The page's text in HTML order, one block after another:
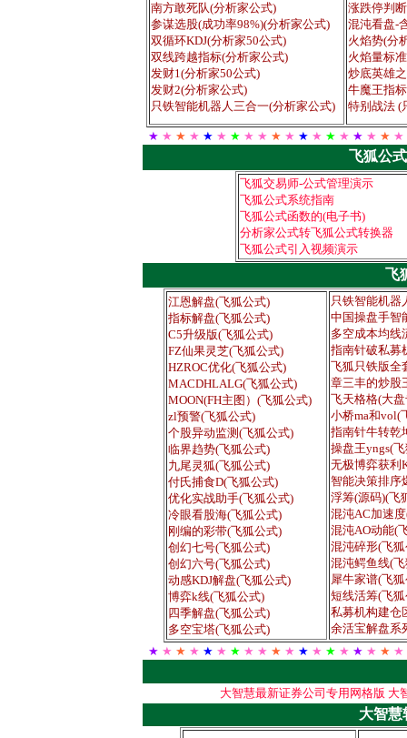
南方敢死队(分析家公式)
参谋选股(成功率98%)(分析家公式)
双循环KDJ(分析家50公式)
双线跨越指标(分析家公式)
发财1(分析家50公式)
发财2(分析家公式)
只铁智能机器人三合一(分析家公式)
涨跌停判
混沌看盘-
火焰势(分
火焰量标
炒底英雄
牛魔王指
特别战法 (
★ ★ ★ ★ ★ ★ ★ ★ ★ ★ ★ ★ ★ ★ ★ ★ ★ ★ ★
飞狐公
飞狐交易师-公式管理演示
飞狐公式系统指南
飞狐公式函数的(电子书)
分析家公式转飞狐公式转换器
飞狐公式引入视频演示
飞
江恩解盘(飞狐公式)
指标解盘(飞狐公式)
C5升级版(飞狐公式)
FZ仙果灵芝(飞狐公式)
HZROC优化(飞狐公式)
MACDHLALG(飞狐公式)
MOON(FH主图）(飞狐公式)
zl预警(飞狐公式)
个股异动监测(飞狐公式)
临界趋势(飞狐公式)
九尾灵狐(飞狐公式)
付氏捕食D(飞狐公式)
优化实战助手(飞狐公式)
冷眼看股海(飞狐公式)
刚编的彩带(飞狐公式)
创幻七号(飞狐公式)
创幻六号(飞狐公式)
动感KDJ解盘(飞狐公式)
博弈k线(飞狐公式)
四季解盘(飞狐公式)
多空宝塔(飞狐公式)
只铁智能机器
中国操盘手智
多空成本均线
指南针破私募
飞狐只铁版全
章三丰的炒股
飞天格格(大
小桥ma和vol(
指南针牛转乾
操盘王yngs(
无极博弈获利
智能决策排序
浮筹(源码)(飞
混沌AC加速
混沌AO动能(
混沌碎形(飞
混沌鳄鱼线(
犀牛家谱(飞
短线活筹(飞
私募机构建仓
余活宝解盘系
★ ★ ★ ★ ★ ★ ★ ★ ★ ★ ★ ★ ★ ★ ★ ★ ★ ★ ★
大智慧最新证券公司专用网格版 大
大智慧